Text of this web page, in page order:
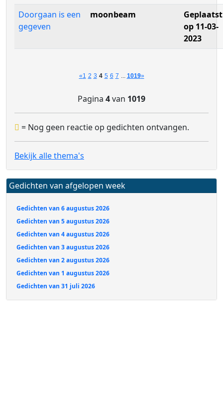
Doorgaan is een
gegeven
moonbeam
Geplaatst
op 11-03-
2023
«1 2 3 4 5 6 7 ... 1019»
Pagina 4van 1019
= Nog geen reactie op gedichten ontvangen.
Bekijk alle thema's
Gedichten van afgelopen week
Gedichten van 6 augustus 2026
Gedichten van 5 augustus 2026
Gedichten van 4 augustus 2026
Gedichten van 3 augustus 2026
Gedichten van 2 augustus 2026
Gedichten van 1 augustus 2026
Gedichten van 31 juli 2026